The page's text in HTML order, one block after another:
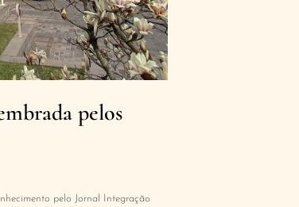
pelos
pelo Jornal Integração